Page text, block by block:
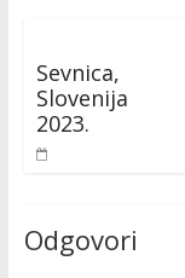
Sevnica,
Slovenija
2023.
Odgovori